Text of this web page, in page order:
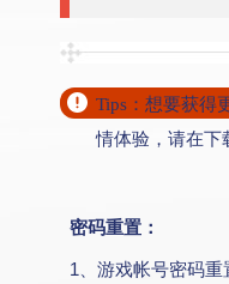
Tips：想要获得
情体验，请在下
密码重置：
1、游戏帐号密码重